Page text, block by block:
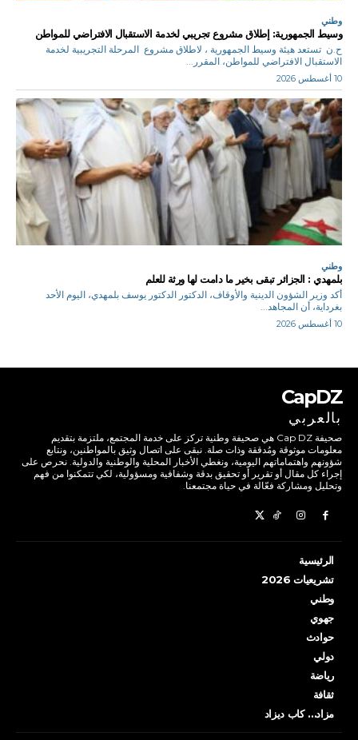
وطني
وسيط الجمهورية: إطلاق مشروع تجريبي لخدمة الاستقبال الافتراضي للمواطن
ح.ن تستعد هيئة وسيط الجمهورية ، لاطلاق مشروع المرحلة التجريبية لخدمة
الاستقبال الافتراضي للمواطن، المقرر...
10 أغسطس 2026
وطني
بلمهدي : الجزائر تبقى بخير ما دامت لها ورثة للعلم
أكد وزير الشؤون الدينية والأوقاف، الدكتور الدكتور يوسف بلمهدي، اليوم الأحد
بغرداية، أن المجاهد...
10 أغسطس 2026
CapDZ
بالعربي
صحيفة Cap DZ هي صحيفة وطنية تركز على خدمة المجتمع، ملتزمة بتقديم
معلومات موثوقة ومُدققة وذات صلة. نبقى على اتصال وثيق بالمواطنين، ونتابع
شؤونهم واهتماماتهم اليومية، ونغطي الأخبار المحلية والوطنية والدولية. نحرص على
إجراء كل مقال أو تقرير أو تحقيق بدقة وشفافية ومسؤولية، لكي تتمكنوا من فهم
وتحليل ومشاركة فعّالة في حياة مجتمعنا.
الرئيسية
تشريعيات 2026
وطني
جهوي
حوادث
دولي
رياضة
ثقافة
مزاد… كاب ديزاد